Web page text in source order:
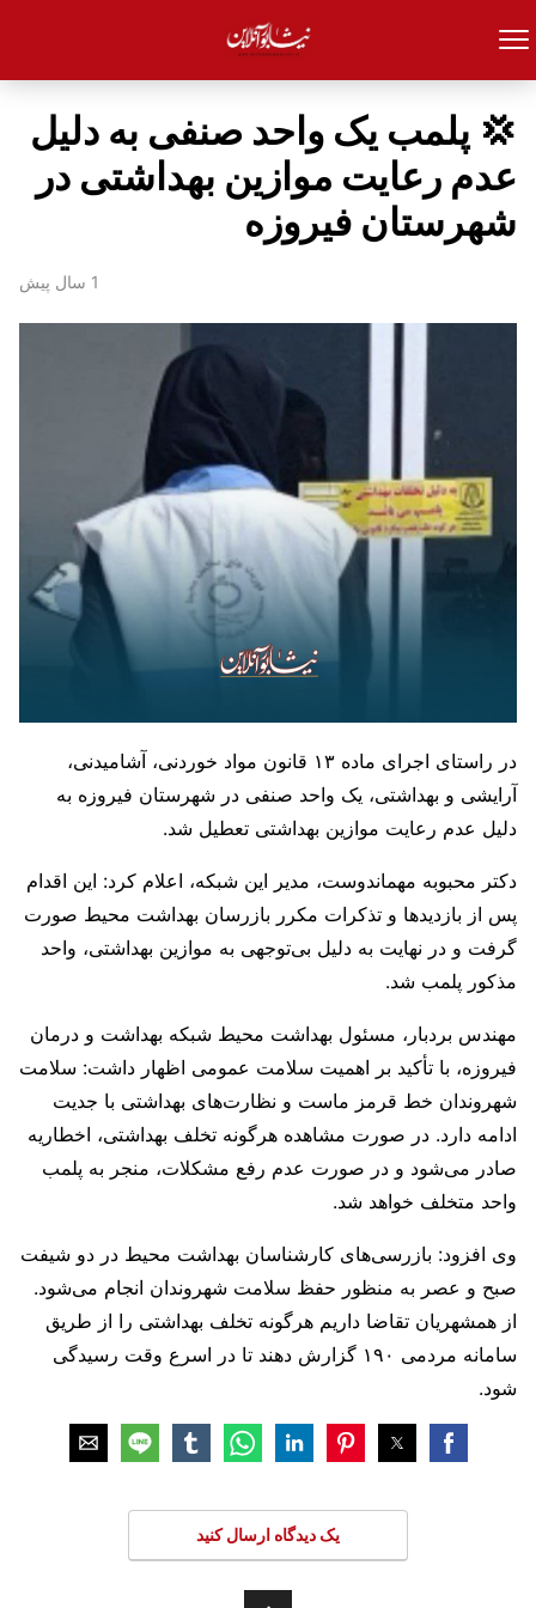
💢 پلمب یک واحد صنفی به دلیل
عدم رعایت موازین بهداشتی در
شهرستان فیروزه
1 سال پیش
در راستای اجرای ماده ۱۳ قانون مواد خوردنی، آشامیدنی،
آرایشی و بهداشتی، یک واحد صنفی در شهرستان فیروزه به
دلیل عدم رعایت موازین بهداشتی تعطیل شد.
دکتر محبوبه مهماندوست، مدیر این شبکه، اعلام کرد: این اقدام
پس از بازدیدها و تذکرات مکرر بازرسان بهداشت محیط صورت
گرفت و در نهایت به دلیل بی‌توجهی به موازین بهداشتی، واحد
مذکور پلمب شد.
مهندس بردبار، مسئول بهداشت محیط شبکه بهداشت و درمان
فیروزه، با تأکید بر اهمیت سلامت عمومی اظهار داشت: سلامت
شهروندان خط قرمز ماست و نظارت‌های بهداشتی با جدیت
ادامه دارد. در صورت مشاهده هرگونه تخلف بهداشتی، اخطاریه
صادر می‌شود و در صورت عدم رفع مشکلات، منجر به پلمب
واحد متخلف خواهد شد.
وی افزود: بازرسی‌های کارشناسان بهداشت محیط در دو شیفت
صبح و عصر به منظور حفظ سلامت شهروندان انجام می‌شود.
از همشهریان تقاضا داریم هرگونه تخلف بهداشتی را از طریق
سامانه مردمی ۱۹۰ گزارش دهند تا در اسرع وقت رسیدگی
شود.
یک دیدگاه ارسال کنید